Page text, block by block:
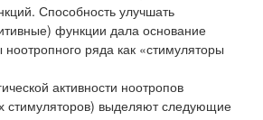
Способность улучшать
функции дала основание
ряда как «стимуляторы
активности ноотропов
стимуляторов) выделяют следующие